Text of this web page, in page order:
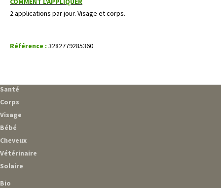
2 applications par jour. Visage et corps.
Référence : 3282779285360
Santé
Corps
Visage
Bébé
Cheveux
Vétérinaire
Solaire
Bio